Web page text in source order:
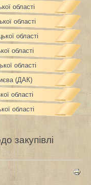
області
області
області
області
області
(ДАК)
області
області
закупівлі